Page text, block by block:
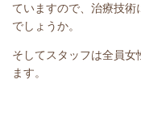
ていますので、治療技
でしょうか。
そしてスタッフは全員女
ます。